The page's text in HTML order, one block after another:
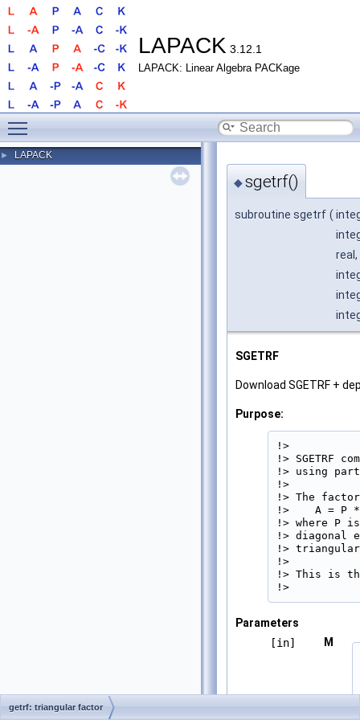
LAPACK 3.12.1
LAPACK: Linear Algebra PACKage
► LAPACK
◆sgetrf()
subroutine sgetrf (
SGETRF
Download SGETRF +
Purpose:
!>
!> SGETRF
!> using
!>
!> The
!>    A = P
!> where P
!> diagonal
!>
!>
!> This is
!>
Parameters
[in]
M
getrf: triangular factor